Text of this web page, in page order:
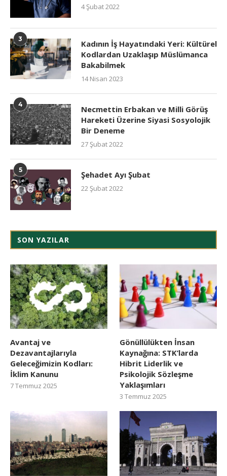
4 Şubat 2022
3
Kadının İş Hayatındaki Yeri: Kültürel
Kodlardan Uzaklaşıp Müslümanca
Bakabilmek
14 Nisan 2023
4
Necmettin Erbakan ve Milli Görüş
Hareketi Üzerine Siyasi Sosyolojik
Bir Deneme
27 Şubat 2022
5 Şehadet Ayı Şubat
22 Şubat 2022
SON YAZILAR
Avantaj ve
Dezavantajlarıyla
Geleceğimizin Kodları:
İklim Kanunu
7 Temmuz 2025
Gönüllülükten İnsan
Kaynağına: STK’larda
Hibrit Liderlik ve
Psikolojik Sözleşme
Yaklaşımları
3 Temmuz 2025